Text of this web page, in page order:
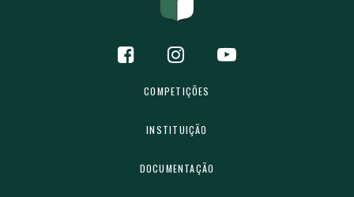
COMPETIÇÕES
INSTITUIÇÃO
DOCUMENTAÇÃO